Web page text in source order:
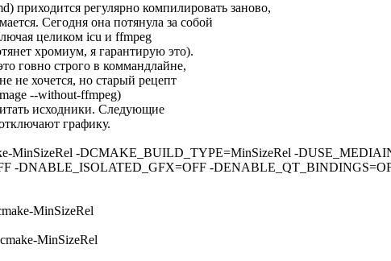
приходится регулярно компилировать заново,
Сегодня она потянула за собой
целиком icu и ffmpeg
хромиум, я гарантирую это).
говно строго в коммандлайне,
не хочется, но старый рецепт
--without-ffmpeg)
исходники. Следующие
графику.
MinSizeRel -DCMAKE_BUILD_TYPE=MinSizeRel -
-DNABLE_ISOLATED_GFX=OFF -
MinSizeRel
MinSizeRel